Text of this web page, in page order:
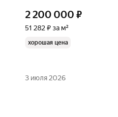
2 200 000 ₽
51 282 ₽ за м²
хорошая цена
3 июля 2026